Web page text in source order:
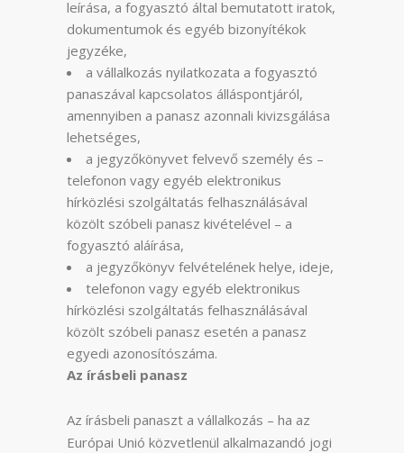
leírása, a fogyasztó által bemutatott iratok,
dokumentumok és egyéb bizonyítékok
jegyzéke,
a vállalkozás nyilatkozata a fogyasztó
panaszával kapcsolatos álláspontjáról,
amennyiben a panasz azonnali kivizsgálása
lehetséges,
a jegyzőkönyvet felvevő személy és –
telefonon vagy egyéb elektronikus
hírközlési szolgáltatás felhasználásával
közölt szóbeli panasz kivételével – a
fogyasztó aláírása,
a jegyzőkönyv felvételének helye, ideje,
telefonon vagy egyéb elektronikus
hírközlési szolgáltatás felhasználásával
közölt szóbeli panasz esetén a panasz
egyedi azonosítószáma.
Az írásbeli panasz
Az írásbeli panaszt a vállalkozás – ha az
Európai Unió közvetlenül alkalmazandó jogi